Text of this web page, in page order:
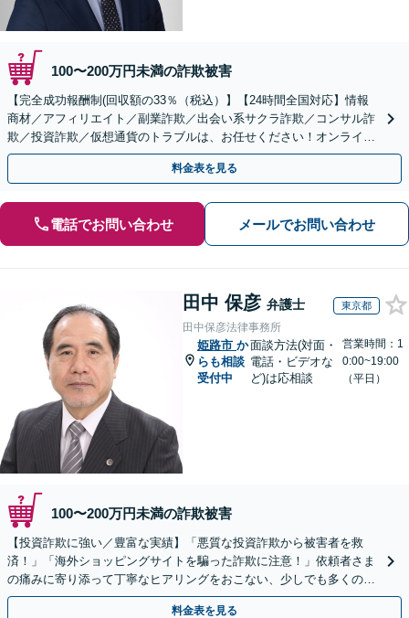
100〜200万円未満の詐欺被害
【完全成功報酬制(回収額の33％（税込）】【24時間全国対応】情報
商材／アフィリエイト／副業詐欺／出会い系サクラ詐欺／コンサル詐
欺／投資詐欺／仮想通貨のトラブルは、お任せください！オンライン
のみで解決も可能！
料金表を見る
電話でお問い合わせ メールでお問い合わせ
田中 保彦 弁護士 東京都
田中保彦法律事務所
姫路市 か
らも相談
受付中
面談方法(対面・
電話・ビデオな
ど)は応相談
営業時間：1
0:00~19:00
（平日）
100〜200万円未満の詐欺被害
【投資詐欺に強い／豊富な実績】「悪質な投資詐欺から被害者を救
済！」「海外ショッピングサイトを騙った詐欺に注意！」依頼者さま
の痛みに寄り添って丁寧なヒアリングをおこない、少しでも多くの返
金が得られるよう尽力します！
料金表を見る